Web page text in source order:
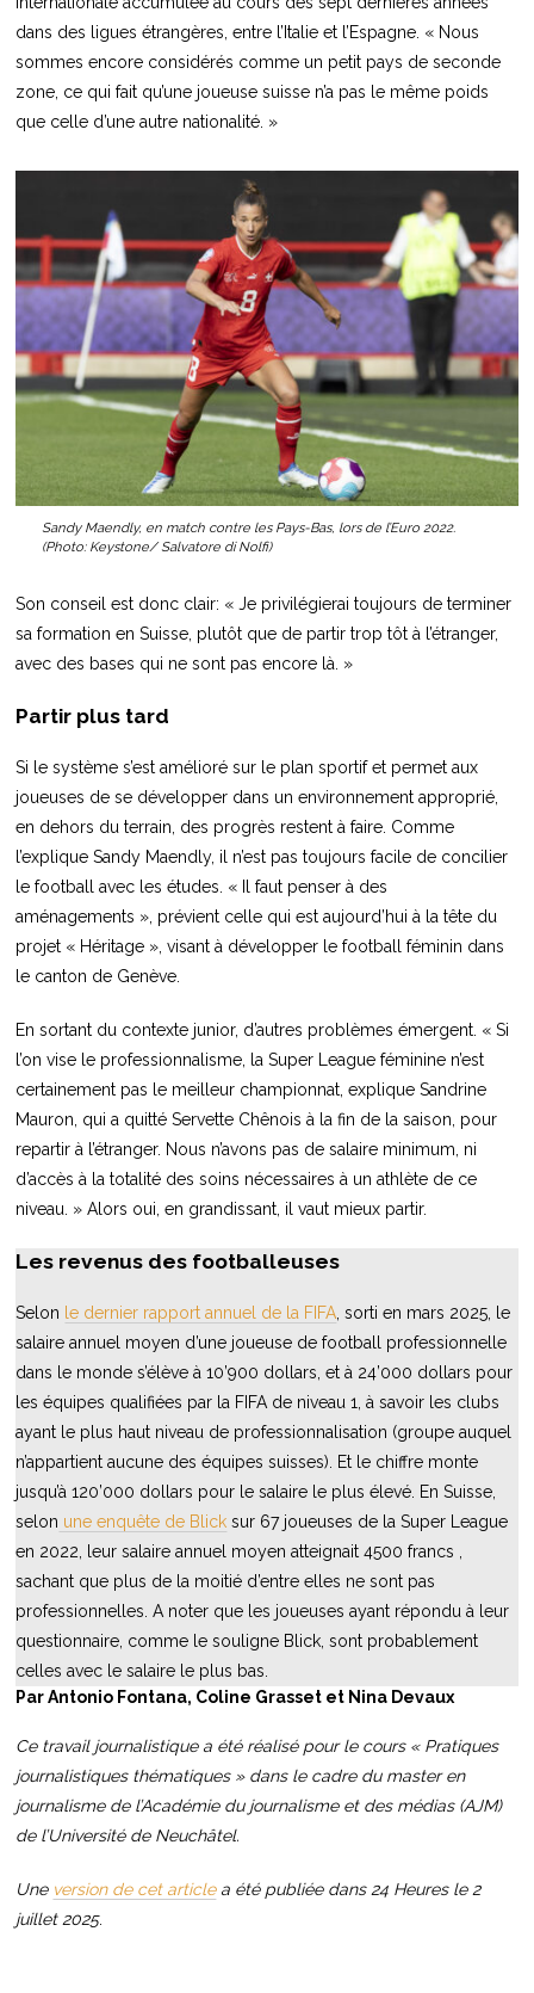
dans des ligues étrangères, entre l’Italie et l’Espagne. « Nous
sommes encore considérés comme un petit pays de seconde
zone, ce qui fait qu’une joueuse suisse n’a pas le même poids
que celle d’une autre nationalité. »
Sandy Maendly, en match contre les Pays-Bas, lors de l’Euro 2022.
(Photo: Keystone/ Salvatore di Nolfi)
Son conseil est donc clair: « Je privilégierai toujours de terminer
sa formation en Suisse, plutôt que de partir trop tôt à l’étranger,
avec des bases qui ne sont pas encore là. »
Partir plus tard
Si le système s’est amélioré sur le plan sportif et permet aux
joueuses de se développer dans un environnement approprié,
en dehors du terrain, des progrès restent à faire. Comme
l’explique Sandy Maendly, il n’est pas toujours facile de concilier
le football avec les études. « Il faut penser à des
aménagements », prévient celle qui est aujourd’hui à la tête du
projet « Héritage », visant à développer le football féminin dans
le canton de Genève.
En sortant du contexte junior, d’autres problèmes émergent. « Si
l’on vise le professionnalisme, la Super League féminine n’est
certainement pas le meilleur championnat, explique Sandrine
Mauron, qui a quitté Servette Chênois à la fin de la saison, pour
repartir à l’étranger. Nous n’avons pas de salaire minimum, ni
d’accès à la totalité des soins nécessaires à un athlète de ce
niveau. » Alors oui, en grandissant, il vaut mieux partir.
Les revenus des footballeuses
Selon le dernier rapport annuel de la FIFA , sorti en mars 2025, le
salaire annuel moyen d’une joueuse de football professionnelle
dans le monde s’élève à 10’900 dollars, et à 24’000 dollars pour
les équipes qualifiées par la FIFA de niveau 1, à savoir les clubs
ayant le plus haut niveau de professionnalisation (groupe auquel
n’appartient aucune des équipes suisses). Et le chiffre monte
jusqu’à 120’000 dollars pour le salaire le plus élevé. En Suisse,
selon une enquête de Blick sur 67 joueuses de la Super League
en 2022, leur salaire annuel moyen atteignait 4500 francs ,
sachant que plus de la moitié d’entre elles ne sont pas
professionnelles. A noter que les joueuses ayant répondu à leur
questionnaire, comme le souligne Blick, sont probablement
celles avec le salaire le plus bas.
Par Antonio Fontana, Coline Grasset et Nina Devaux
Ce travail journalistique a été réalisé pour le cours « Pratiques
journalistiques thématiques » dans le cadre du master en
journalisme de l’Académie du journalisme et des médias (AJM)
de l’Université de Neuchâtel.
Une version de cet articlea été publiée dans 24 Heures le 2
juillet 2025.